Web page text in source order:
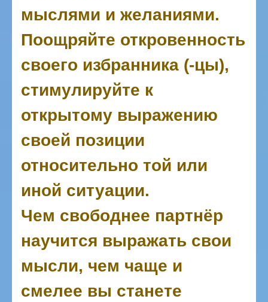
мыслями и желаниями.
Поощряйте откровенность
своего избранника (-цы),
стимулируйте к
открытому выражению
своей позиции
относительно той или
иной ситуации.
Чем свободнее партнёр
научится выражать свои
мысли, чем чаще и
смелее вы станете